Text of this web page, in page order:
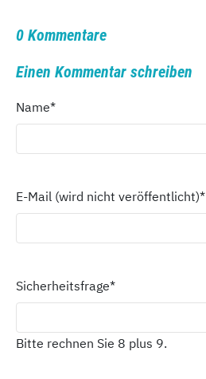
0 Kommentare
Einen Kommentar schreiben
Name*
E-Mail (wird nicht veröffentlicht)*
Sicherheitsfrage*
Bitte rechnen Sie 8 plus 9.